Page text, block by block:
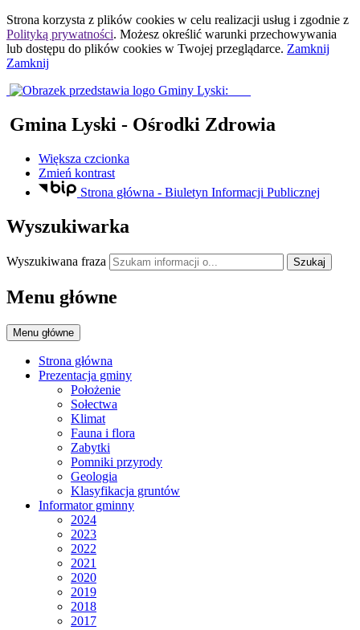
Strona korzysta z plików cookies w celu realizacji usług i zgodnie z
Polityką prywatności. Możesz określić warunki przechowywania
lub dostępu do plików cookies w Twojej przeglądarce. Zamknij
Zamknij
Gmina Lyski - Ośrodki Zdrowia
Większa czcionka
Zmień kontrast
Strona główna - Biuletyn Informacji Publicznej
Wyszukiwarka
Wyszukiwana fraza Szukaj
Menu główne
Menu główne
Strona główna
Prezentacja gminy
Położenie
Sołectwa
Klimat
Fauna i flora
Zabytki
Pomniki przyrody
Geologia
Klasyfikacja gruntów
Informator gminny
2024
2023
2022
2021
2020
2019
2018
2017